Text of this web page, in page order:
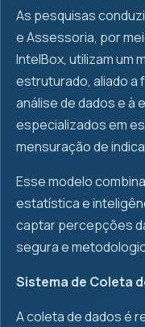
As pesquisas
e Assessoria, por
IntelBox, utilizam um
estruturado, aliado
análise de dados e
especializados em
mensuração de
Esse modelo
estatística e
captar percepções
segura e
Sistema de Coleta
A coleta de dados é